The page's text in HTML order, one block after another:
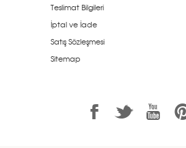
Teslimat Bilgileri
İptal ve İade
Satış Sözleşmesi
Sitemap
1 3 7